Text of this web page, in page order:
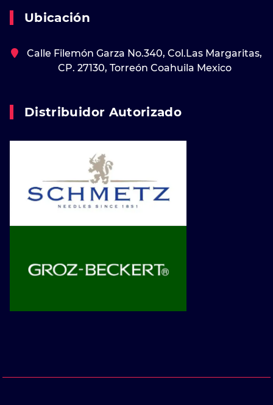
Ubicación
Calle Filemón Garza No.340, Col.Las Margaritas,
CP. 27130, Torreón Coahuila Mexico
Distribuidor Autorizado